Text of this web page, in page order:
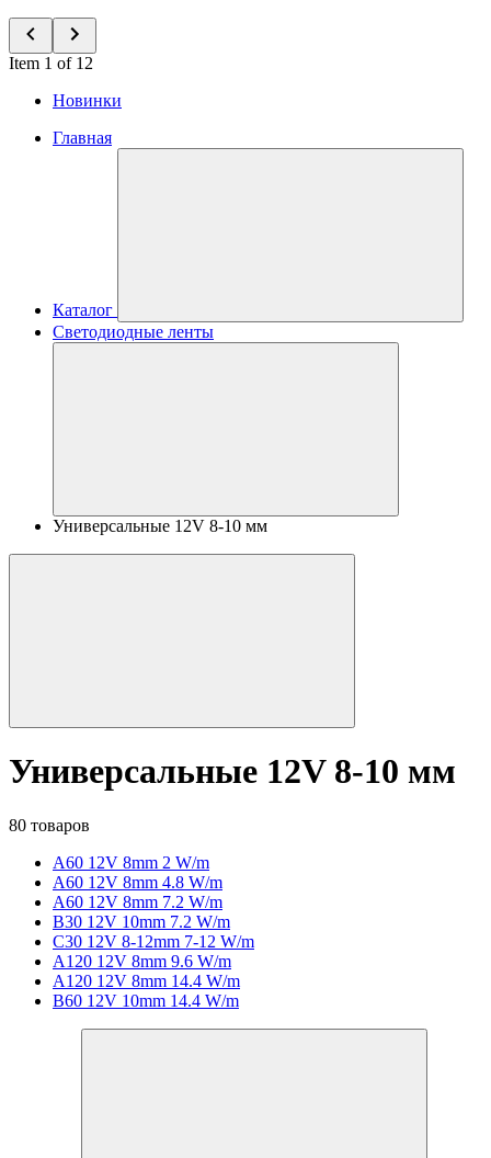
Item 1 of 12
Новинки
Главная
Каталог
Светодиодные ленты
Универсальные 12V 8-10 мм
Универсальные 12V 8-10 мм
80 товаров
A60 12V 8mm 2 W/m
A60 12V 8mm 4.8 W/m
A60 12V 8mm 7.2 W/m
B30 12V 10mm 7.2 W/m
C30 12V 8-12mm 7-12 W/m
A120 12V 8mm 9.6 W/m
A120 12V 8mm 14.4 W/m
B60 12V 10mm 14.4 W/m